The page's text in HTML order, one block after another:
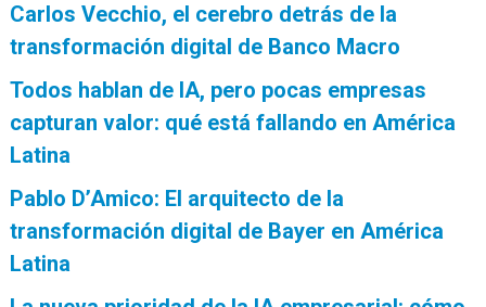
Carlos Vecchio, el cerebro detrás de la
transformación digital de Banco Macro
Todos hablan de IA, pero pocas empresas
capturan valor: qué está fallando en América
Latina
Pablo D’Amico: El arquitecto de la
transformación digital de Bayer en América
Latina